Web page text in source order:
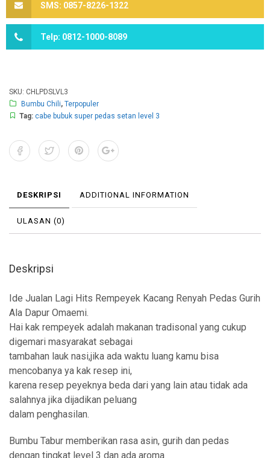
SMS: 0857-8226-1322
Telp: 0812-1000-8089
SKU: CHLPDSLVL3
Bumbu Chili, Terpopuler
Tag: cabe bubuk super pedas setan level 3
DESKRIPSI ADDITIONAL INFORMATION
ULASAN (0)
Deskripsi
Ide Jualan Lagi Hits Rempeyek Kacang Renyah Pedas Gurih
Ala Dapur Omaemi.
Hai kak rempeyek adalah makanan tradisonal yang cukup
digemari masyarakat sebagai
tambahan lauk nasi,jika ada waktu luang kamu bisa
mencobanya ya kak resep ini,
karena resep peyeknya beda dari yang lain atau tidak ada
salahnya jika dijadikan peluang
dalam penghasilan.
Bumbu Tabur memberikan rasa asin, gurih dan pedas
dengan tingkat level 3 dan ada aroma